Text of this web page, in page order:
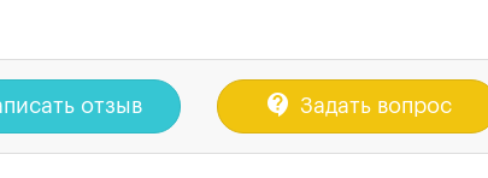
отзыв contact_support Задать вопрос